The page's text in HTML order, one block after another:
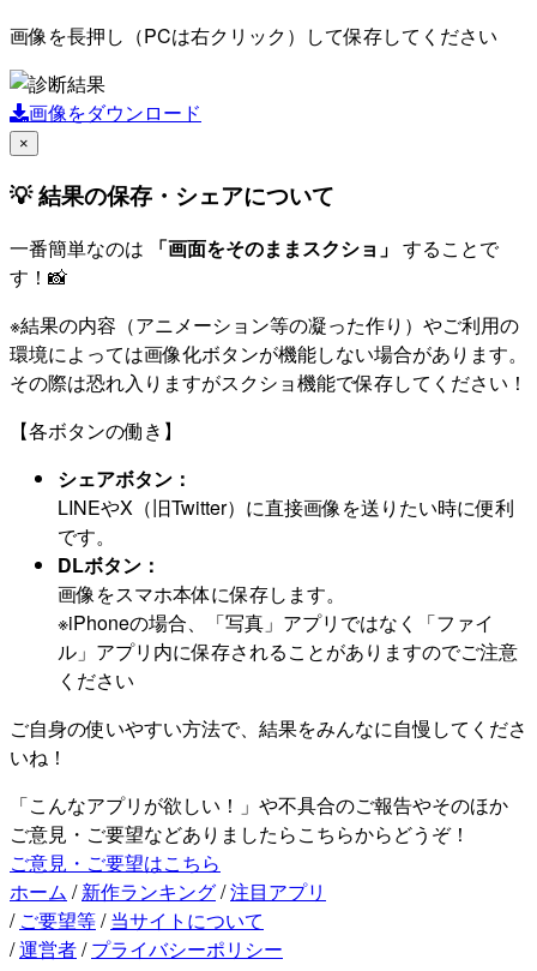
画像を長押し（PCは右クリック）して保存してください
画像をダウンロード
×
💡 結果の保存・シェアについて
一番簡単なのは 「画面をそのままスクショ」 することで
す！📸
※結果の内容（アニメーション等の凝った作り）やご利用の
環境によっては画像化ボタンが機能しない場合があります。
その際は恐れ入りますがスクショ機能で保存してください！
【各ボタンの働き】
シェアボタン：
LINEやX（旧Twitter）に直接画像を送りたい時に便利
です。
DLボタン：
画像をスマホ本体に保存します。
※iPhoneの場合、「写真」アプリではなく「ファイ
ル」アプリ内に保存されることがありますのでご注意
ください
ご自身の使いやすい方法で、結果をみんなに自慢してくださ
いね！
「こんなアプリが欲しい！」や不具合のご報告やそのほか
ご意見・ご要望などありましたらこちらからどうぞ！
ご意見・ご要望はこちら
ホーム / 新作ランキング/注目アプリ
/ ご要望等/ 当サイトについて
/運営者/ プライバシーポリシー